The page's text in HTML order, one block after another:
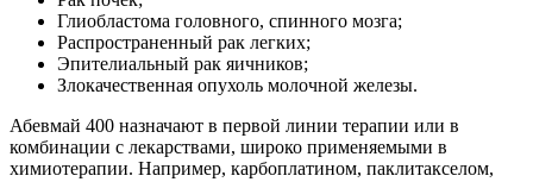
Глиобластома головного, спинного мозга;
Распространенный рак легких;
Эпителиальный рак яичников;
Злокачественная опухоль молочной железы.
Абевмай 400 назначают в первой линии терапии или в
комбинации с лекарствами, широко применяемыми в
химиотерапии. Например, карбоплатином, паклитакселом,